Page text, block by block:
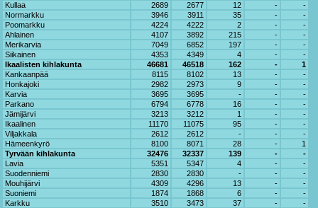
Kullaa
2689 2677 12 -
-
Normarkku
3946 3911 35 -
-
Poomarkku
4224 4222 2 -
-
Ahlainen
4107 3892 215 -
-
Merikarvia
7049 6852 197 -
-
Siikainen
4353 4349 4 -
-
Ikaalisten kihlakunta
46681 46518 162 -
1
Kankaanpää
8115 8102 13 -
-
Honkajoki
2982 2973 9 -
-
Karvia
3695 3695 - -
-
Parkano
6794 6778 16 -
-
Jämijärvi
3213 3212 1 -
-
Ikaalinen
11170 11075 95 -
-
Viljakkala
2612 2612 - -
-
Hämeenkyrö
8100 8071 28 -
1
Tyrvään kihlakunta
32476 32337 139 -
-
Lavia
5351 5347 4 -
-
Suodenniemi
2830 2830 - -
-
Mouhijärvi
4309 4296 13 -
-
Suoniemi
1874 1868 6 -
-
Karkku
3510 3473 37 -
-